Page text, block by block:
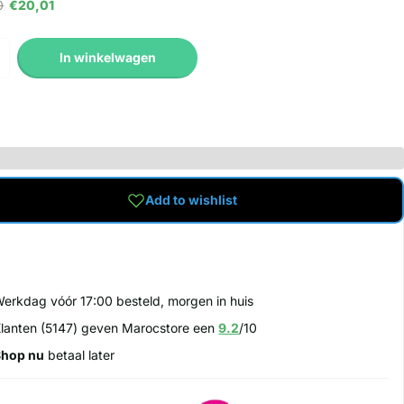
€20,01
In winkelwagen
Add to wishlist
vóór 17:00 besteld, morgen in huis
(5147) geven Marocstore een9.2/10
nu betaal later